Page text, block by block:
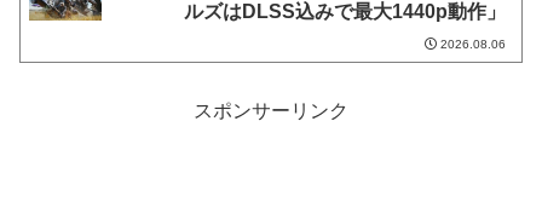
ルズはDLSS込みで最大1440p動作」
2026.08.06
スポンサーリンク